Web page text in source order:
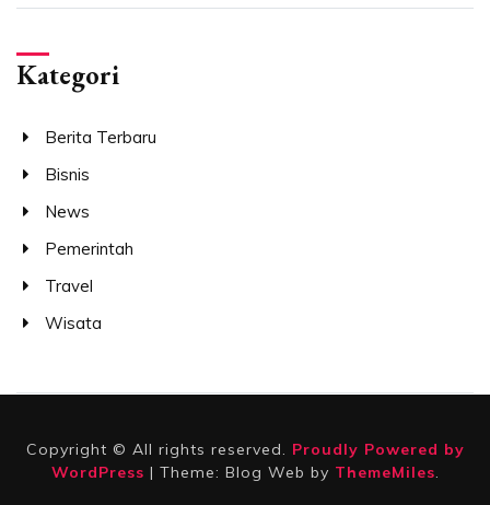
Kategori
Berita Terbaru
Bisnis
News
Pemerintah
Travel
Wisata
Copyright © All rights reserved. Proudly Powered by
WordPress | Theme: Blog Web by ThemeMiles